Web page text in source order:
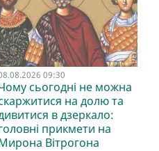
09:30
сьогодні не можна
на долю та
в дзеркало:
прикмети на
Вітрогона